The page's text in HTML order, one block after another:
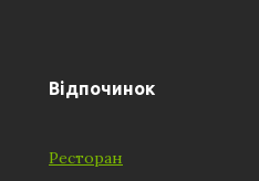
Відпочинок
Ресторан